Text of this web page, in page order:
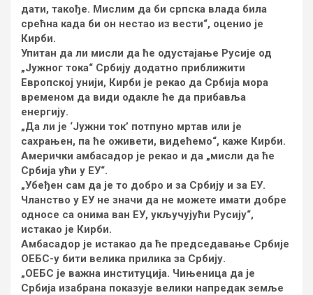
дати, такође. Мислим да би српска влада била
срећна када би он нестао из вести“, оценио је
Кирби.
Упитан да ли мисли да ће одустајање Русије од
„Јужног тока“ Србију додатно приближити
Европској унији, Кирби је рекао да Србија мора
временом да види одакле ће да прибавља
енергију.
„Да ли је ‘Јужни ток’ потпуно мртав или је
сахрањен, па ће оживети, видећемо“, каже Кирби.
Амерички амбасадор је рекао и да „мисли да ће
Србија ући у ЕУ“.
„Убеђен сам да је то добро и за Србију и за ЕУ.
Чланство у ЕУ не значи да не можете имати добре
односе са онима ван ЕУ, укључујући Русију“,
истакао је Кирби.
Амбасадор је истакао да ће председавање Србије
ОЕБС-у бити велика прилика за Србију.
„ОЕБС је важна институција. Чињеница да је
Србија изабрана показује велики напредак земље